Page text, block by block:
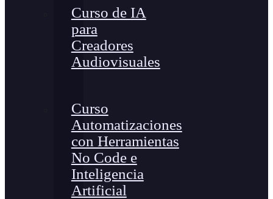
Curso de IA
para
Creadores
Audiovisuales
Curso
Automatizaciones
con Herramientas
No Code e
Inteligencia
Artificial